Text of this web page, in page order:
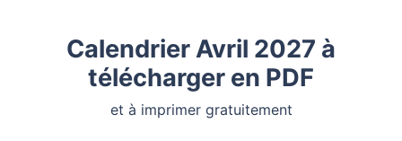
Calendrier Avril 2027 à
télécharger en PDF
et à imprimer gratuitement